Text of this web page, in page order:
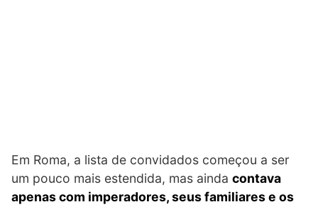
Em Roma, a lista de convidados começou a ser
um pouco mais estendida, mas ainda contava
apenas com imperadores, seus familiares e os